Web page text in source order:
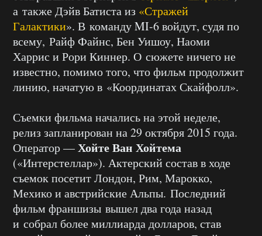
а также Дэйв Батиста из «Стражей
Галактики». В команду MI-6 войдут, судя по
всему, Райф Файнс, Бен Уишоу, Наоми
Харрис и Рори Киннер. О сюжете ничего не
известно, помимо того, что фильм продолжит
линию, начатую в «Координатах Скайфолл».
Съемки фильма начались на этой неделе,
релиз запланирован на 29 октября 2015 года.
Оператор —Хойте Ван Хойтема
(«Интерстеллар»). Актерский состав в ходе
съемок посетит Лондон, Рим, Марокко,
Мехико и австрийские Альпы. Последний
фильм франшизы вышел два года назад
и собрал более миллиарда долларов, став